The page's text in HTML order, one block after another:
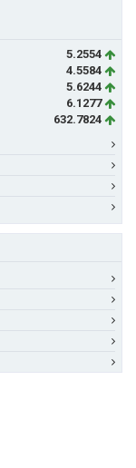
5.2554
4.5584
5.6244
6.1277
632.7824